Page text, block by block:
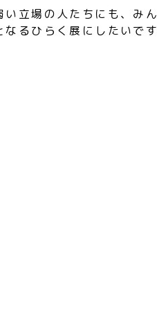
い立場の人たちにも、み
るひらく展にしたいで